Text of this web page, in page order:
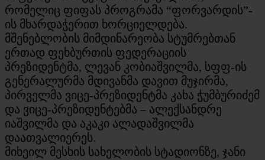
რომელიც ფიფას პროგრამა “ფორვარდის”-
ის მხარდაჭერით ხორციელდება.
მშენებლობის მიმდინარეობა სტუმრებთან
ერთად ფეხბურთის ფედერაციის
პრეზიდენტმა, ლევან კობიაშვილმა, სფფ-ის
გენერალურმა მდივანმა დავით მუჯირმა,
პირველმა ვიცე-პრეზიდენტმა კახა ჭუმბურიძემ
და ვიცე-პრეზიდენტებმა – ალექსანდრე
იაშვილმა და აკაკი ალადაშვილმა
დაათვალიერეს.
მიხეილ მესხის სახელობის სტადიონზე, ჯანი